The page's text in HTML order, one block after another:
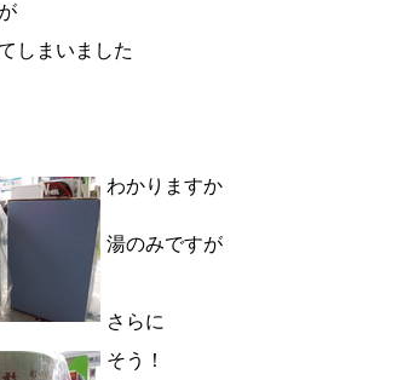
しまいました
わかりますか
湯のみですが
さらに
そう！